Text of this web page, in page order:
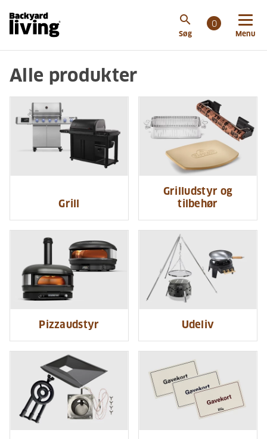
search
Søg
0
Menu
Alle produkter
Grill
Grilludstyr og
tilbehør
Pizzaudstyr Udeliv